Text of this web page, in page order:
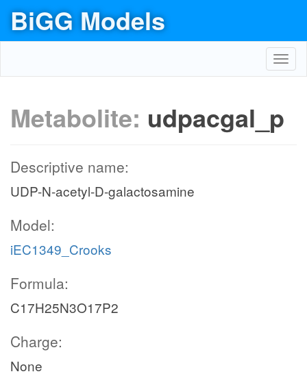
BiGG Models
Metabolite: udpacgal_p
Descriptive name:
UDP-N-acetyl-D-galactosamine
Model:
iEC1349_Crooks
Formula:
C17H25N3O17P2
Charge:
None